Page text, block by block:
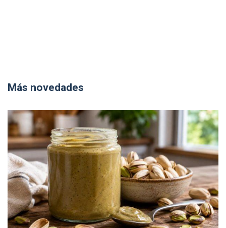
Más novedades